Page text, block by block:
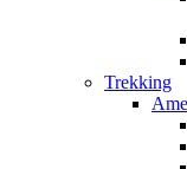
Trekking